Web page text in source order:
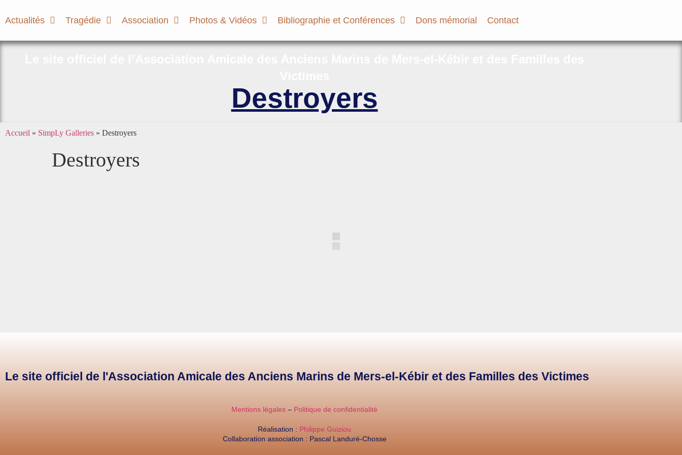
Actualités Tragédie Association Photos & Vidéos Bibliographie et Conférences Dons mémorial Contact
Destroyers
Accueil » SimpLy Galleries » Destroyers
Destroyers
Le site officiel de l'Association Amicale des Anciens Marins de Mers-el-Kébir et des Familles des Victimes
Mentions légales – Politique de confidentialité
Réalisation : Philippe Guiziou
Collaboration association : Pascal Landuré-Chosse